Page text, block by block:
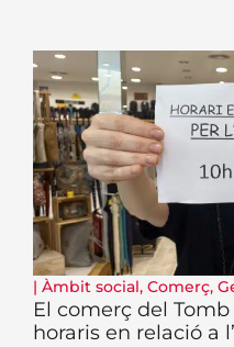
| Àmbit social, Comerç,
El comerç del
horaris en relació a